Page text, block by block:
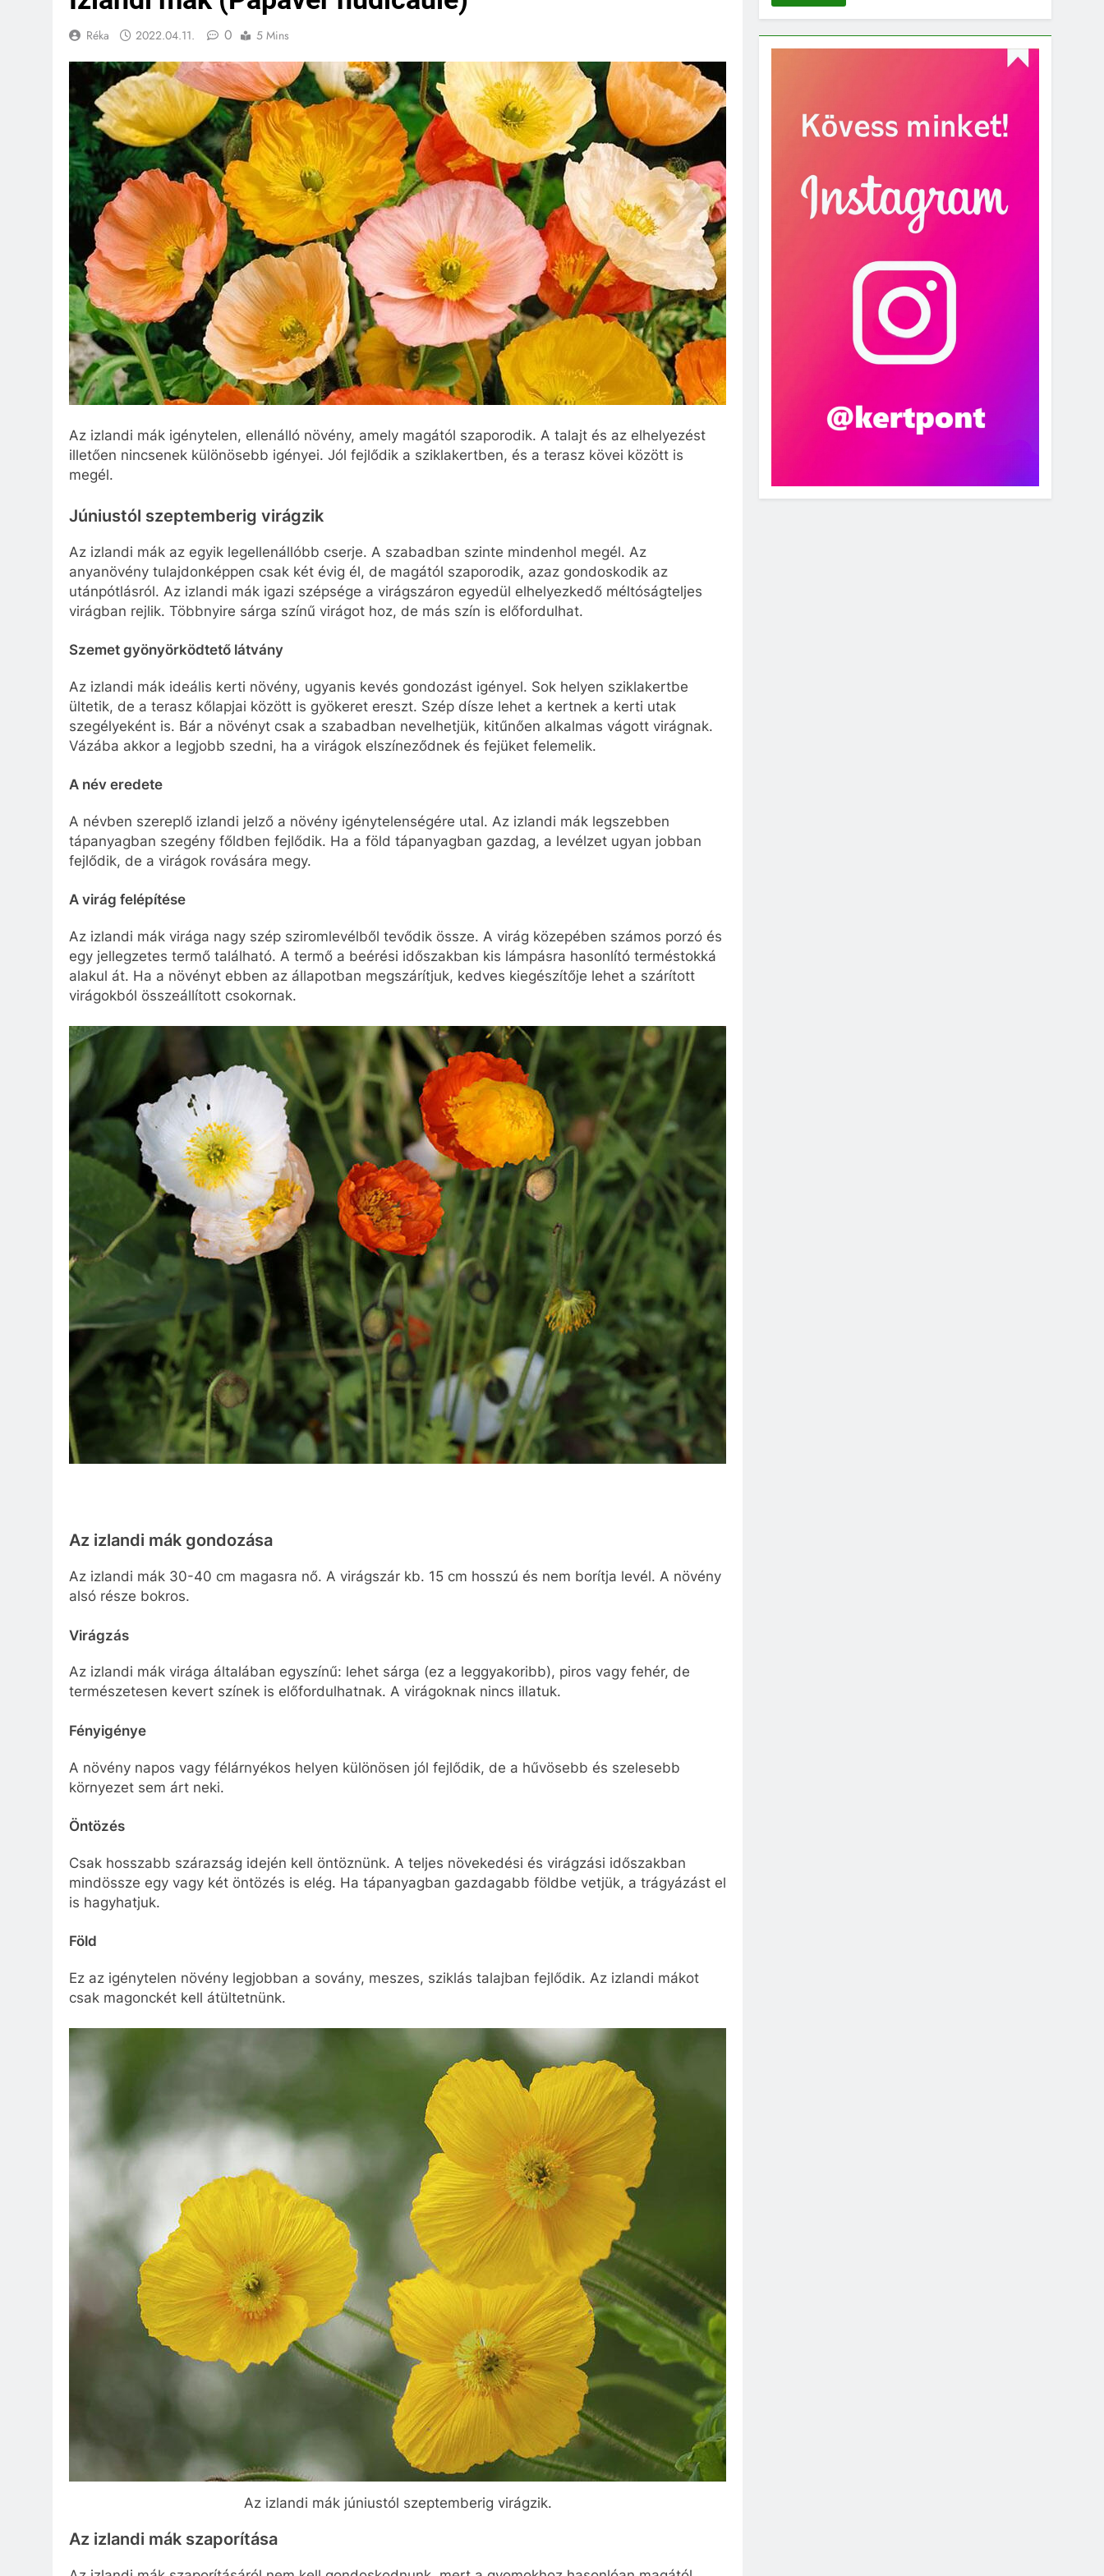
Réka 2022.04.11. 0 5 Mins
Az izlandi mák igénytelen, ellenálló növény, amely magától szaporodik. A talajt és az elhelyezést
illetően nincsenek különösebb igényei. Jól fejlődik a sziklakertben, és a terasz kövei között is
megél.
Júniustól szeptemberig virágzik
Az izlandi mák az egyik legellenállóbb cserje. A szabadban szinte mindenhol megél. Az
anyanövény tulajdonképpen csak két évig él, de magától szaporodik, azaz gondoskodik az
utánpótlásról. Az izlandi mák igazi szépsége a virágszáron egyedül elhelyezkedő méltóságteljes
virágban rejlik. Többnyire sárga színű virágot hoz, de más szín is előfordulhat.
Szemet gyönyörködtető látvány
Az izlandi mák ideális kerti növény, ugyanis kevés gondozást igényel. Sok helyen sziklakertbe
ültetik, de a terasz kőlapjai között is gyökeret ereszt. Szép dísze lehet a kertnek a kerti utak
szegélyeként is. Bár a növényt csak a szabadban nevelhetjük, kitűnően alkalmas vágott virágnak.
Vázába akkor a legjobb szedni, ha a virágok elszíneződnek és fejüket felemelik.
A név eredete
A névben szereplő izlandi jelző a növény igénytelenségére utal. Az izlandi mák legszebben
tápanyagban szegény főldben fejlődik. Ha a föld tápanyagban gazdag, a levélzet ugyan jobban
fejlődik, de a virágok rovására megy.
A virág felépítése
Az izlandi mák virága nagy szép sziromlevélből tevődik össze. A virág közepében számos porzó és
egy jellegzetes termő található. A termő a beérési időszakban kis lámpásra hasonlító terméstokká
alakul át. Ha a növényt ebben az állapotban megszárítjuk, kedves kiegészítője lehet a szárított
virágokból összeállított csokornak.
Az izlandi mák gondozása
Az izlandi mák 30-40 cm magasra nő. A virágszár kb. 15 cm hosszú és nem borítja levél. A növény
alsó része bokros.
Virágzás
Az izlandi mák virága általában egyszínű: lehet sárga (ez a leggyakoribb), piros vagy fehér, de
természetesen kevert színek is előfordulhatnak. A virágoknak nincs illatuk.
Fényigénye
A növény napos vagy félárnyékos helyen különösen jól fejlődik, de a hűvösebb és szelesebb
környezet sem árt neki.
Öntözés
Csak hosszabb szárazság idején kell öntöznünk. A teljes növekedési és virágzási időszakban
mindössze egy vagy két öntözés is elég. Ha tápanyagban gazdagabb földbe vetjük, a trágyázást el
is hagyhatjuk.
Föld
Ez az igénytelen növény legjobban a sovány, meszes, sziklás talajban fejlődik. Az izlandi mákot
csak magonckét kell átültetnünk.
Az izlandi mák júniustól szeptemberig virágzik.
Az izlandi mák szaporítása